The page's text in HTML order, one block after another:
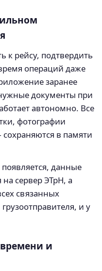
к рейсу, подтвердить
операций даже
заранее
документы при
автономно. Все
фотографии
в памяти
данные
сервер ЭТрН, а
связанных
и у
и